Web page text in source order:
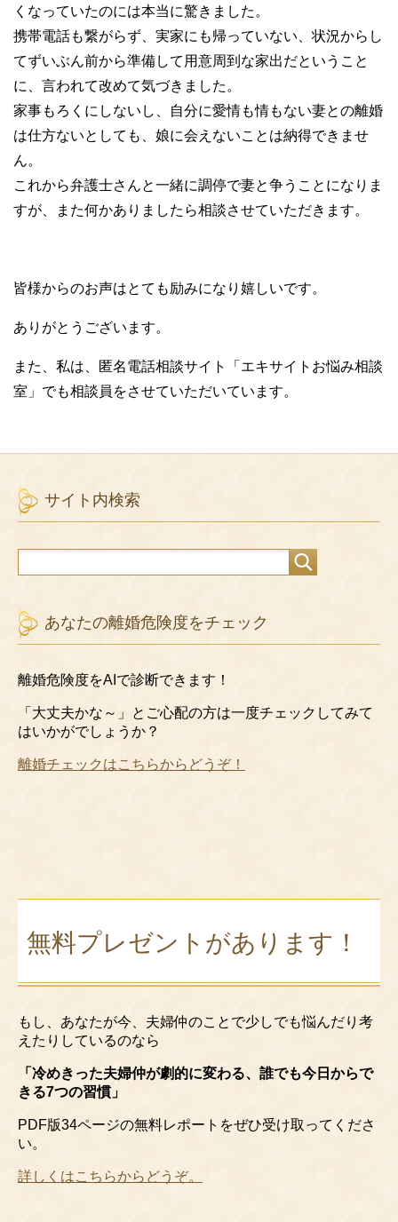
くなっていたのには本当に驚きました。
携帯電話も繋がらず、実家にも帰っていない、状況からし
てずいぶん前から準備して用意周到な家出だということ
に、言われて改めて気づきました。
家事もろくにしないし、自分に愛情も情もない妻との離婚
は仕方ないとしても、娘に会えないことは納得できませ
ん。
これから弁護士さんと一緒に調停で妻と争うことになりま
すが、また何かありましたら相談させていただきます。
皆様からのお声はとても励みになり嬉しいです。
ありがとうございます。
また、私は、匿名電話相談サイト「エキサイトお悩み相談
室」でも相談員をさせていただいています。
サイト内検索
あなたの離婚危険度をチェック
離婚危険度をAIで診断できます！
「大丈夫かな～」とご心配の方は一度チェックしてみて
はいかがでしょうか？
離婚チェックはこちらからどうぞ！
無料プレゼントがあります！
もし、あなたが今、夫婦仲のことで少しでも悩んだり考
えたりしているのなら
「冷めきった夫婦仲が劇的に変わる、誰でも今日からで
きる7つの習慣」
PDF版34ページの無料レポートをぜひ受け取ってくださ
い。
詳しくはこちらからどうぞ。